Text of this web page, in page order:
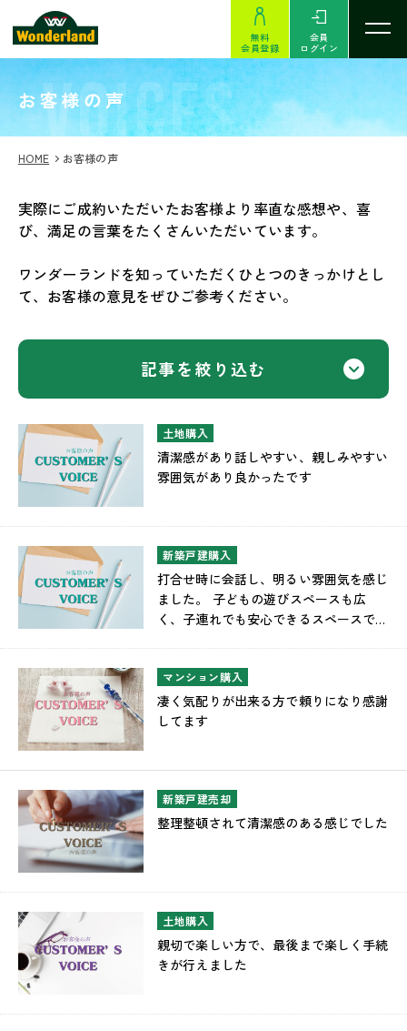
無料
会員登録
会員
ログイン
お客様の声
VOICES
HOME お客様の声
実際にご成約いただいたお客様より率直な感想や、喜
び、満足の言葉をたくさんいただいています。
ワンダーランドを知っていただくひとつのきっかけとし
て、お客様の意見をぜひご参考ください。
記事を絞り込む
土地購入
清潔感があり話しやすい、親しみやすい
雰囲気があり良かったです
新築戸建購入
打合せ時に会話し、明るい雰囲気を感じ
ました。 子どもの遊びスペースも広
く、子連れでも安心できるスペースでし
マンション購入
凄く気配りが出来る方で頼りになり感謝
してます
新築戸建売却
整理整頓されて清潔感のある感じでした
土地購入
親切で楽しい方で、最後まで楽しく手続
きが行えました